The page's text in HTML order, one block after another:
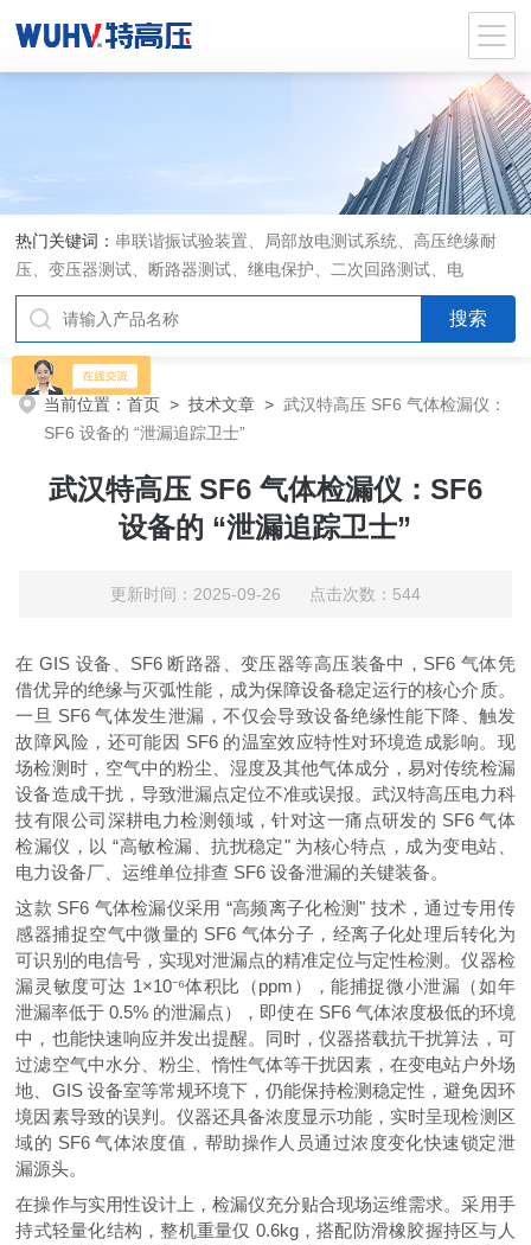
热门关键词： 串联谐振试验装置、局部放电测试系统、高压绝缘耐
压、变压器测试、断路器测试、继电保护、二次回路测试、电
当前位置：首页 >技术文章 >武汉特高压 SF6 气体检漏仪：
SF6 设备的 “泄漏追踪卫士”
武汉特高压 SF6 气体检漏仪：SF6
设备的 “泄漏追踪卫士”
更新时间：2025-09-26 点击次数：544
在 GIS 设备、SF6 断路器、变压器等高压装备中，SF6 气体凭
借优异的绝缘与灭弧性能，成为保障设备稳定运行的核心介质。
一旦 SF6 气体发生泄漏，不仅会导致设备绝缘性能下降、触发
故障风险，还可能因 SF6 的温室效应特性对环境造成影响。现
场检测时，空气中的粉尘、湿度及其他气体成分，易对传统检漏
设备造成干扰，导致泄漏点定位不准或误报。武汉特高压电力科
技有限公司深耕电力检测领域，针对这一痛点研发的 SF6 气体
检漏仪，以 “高敏检漏、抗扰稳定" 为核心特点，成为变电站、
电力设备厂、运维单位排查 SF6 设备泄漏的关键装备。
这款 SF6 气体检漏仪采用 “高频离子化检测" 技术，通过专用传
感器捕捉空气中微量的 SF6 气体分子，经离子化处理后转化为
可识别的电信号，实现对泄漏点的精准定位与定性检测。仪器检
漏灵敏度可达 1×10⁻⁶体积比（ppm），能捕捉微小泄漏（如年
泄漏率低于 0.5% 的泄漏点），即使在 SF6 气体浓度极低的环境
中，也能快速响应并发出提醒。同时，仪器搭载抗干扰算法，可
过滤空气中水分、粉尘、惰性气体等干扰因素，在变电站户外场
地、GIS 设备室等常规环境下，仍能保持检测稳定性，避免因环
境因素导致的误判。仪器还具备浓度显示功能，实时呈现检测区
域的 SF6 气体浓度值，帮助操作人员通过浓度变化快速锁定泄
漏源头。
在操作与实用性设计上，检漏仪充分贴合现场运维需求。采用手
持式轻量化结构，整机重量仅 0.6kg，搭配防滑橡胶握持区与人